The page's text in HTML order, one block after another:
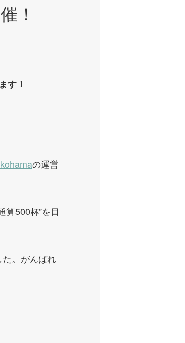
！
す！
の運営
算500杯”を目
。がんばれ